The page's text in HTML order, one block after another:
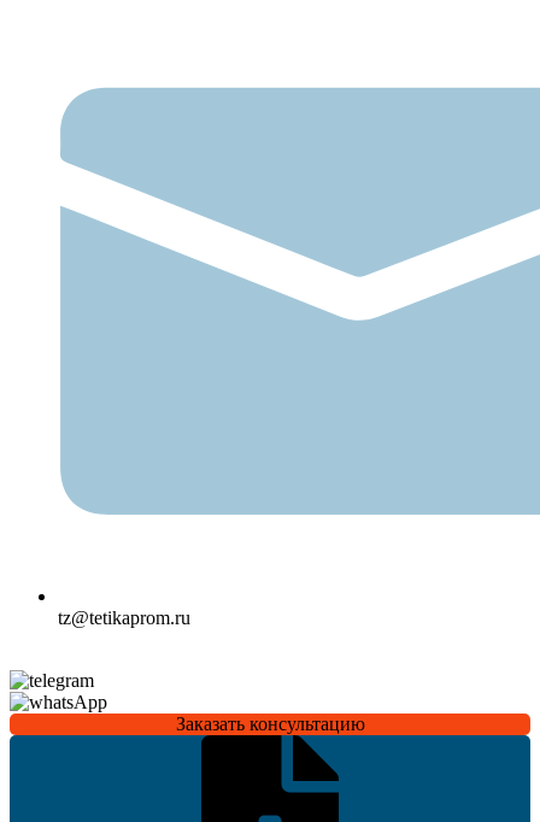
tz@tetikaprom.ru
Заказать консультацию